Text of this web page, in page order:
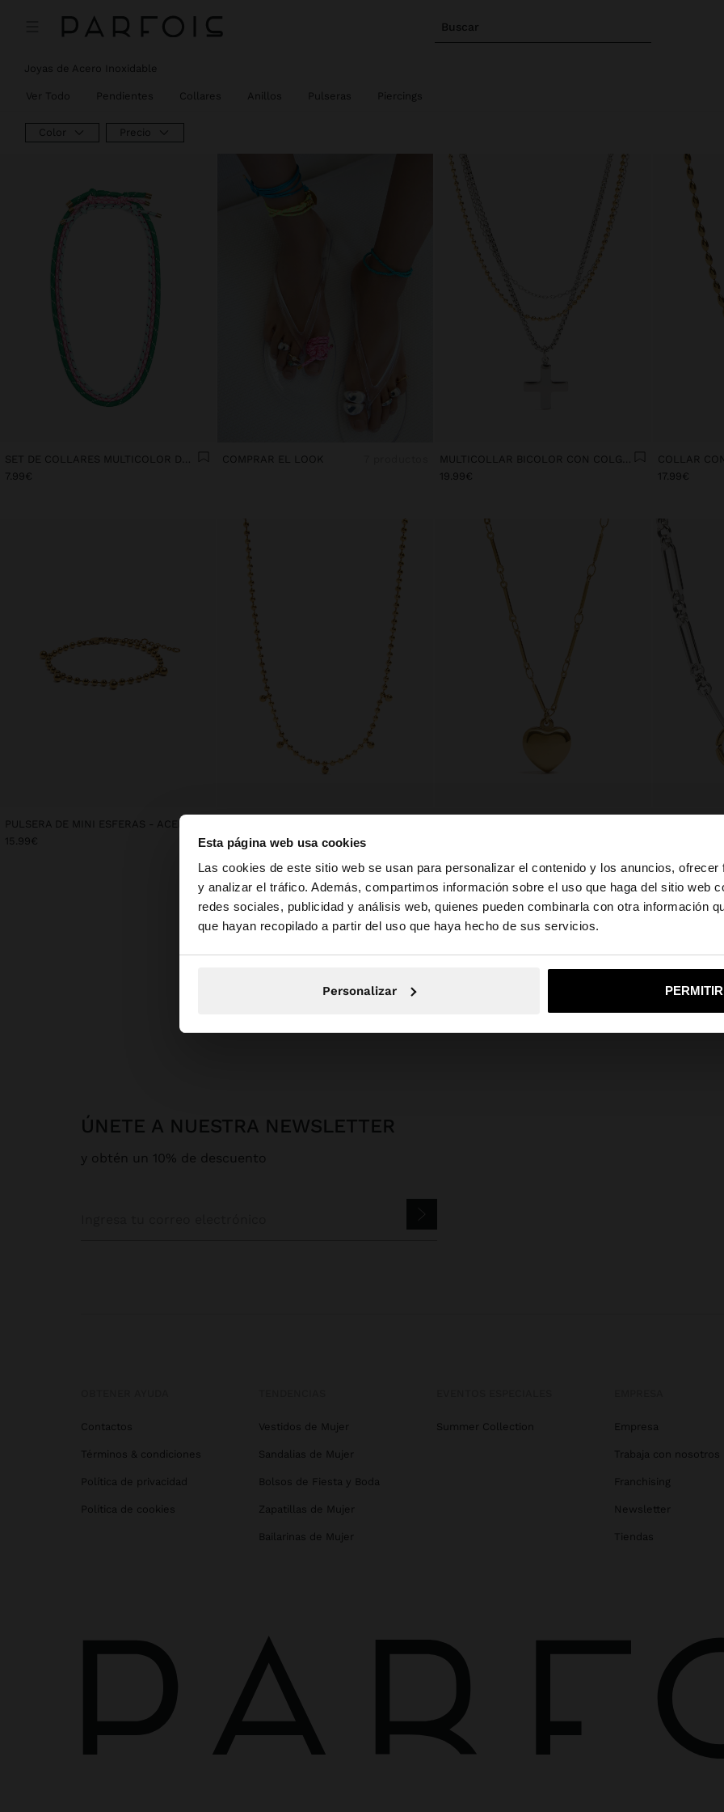
Esta página web usa cookies
Las cookies de este sitio web se usan para personalizar el contenido y los anuncios,
y analizar el tráfico. Además, compartimos información sobre el uso que haga del sitio web
redes sociales, publicidad y análisis web, quienes pueden combinarla con otra información
que hayan recopilado a partir del uso que haya hecho de sus servicios.
Personalizar
Buscar
hola
Estás accediendo a la web de Andorra. ¿Quieres ir a la web de United States?
No, continuar en la web de Andorra Sí,
Joyas de Acero Inoxidable
Ver Todo Pendientes Collares Anillos Pulseras Piercings
Color Precio
SET DE COLLARES MULTICOLOR DE CORDÓN
7.99€
COMPRAR EL LOOK
MULTICOLLAR BICOLOR CON COLGANTE DE CRUZ - ACERO INOXIDABLE
19.99€
17.99€
15.99€
17.99€
ÚNETE A NUESTRA NEWSLETTER
y obtén un 10% de descuento
Contactos
Términos & condiciones
Política de privacidad
Política de cookies
Vestidos de Mujer
Sandalias de Mujer
Bolsos de Fiesta y Boda
Zapatillas de Mujer
Bailarinas de Mujer
Summer Collection Empresa
Trabaja con nosotros
Franchising
Newsletter
Tiendas